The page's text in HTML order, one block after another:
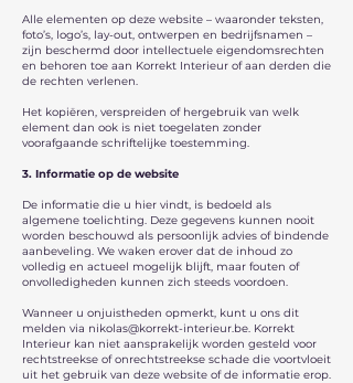
Alle elementen op deze website – waaronder teksten,
foto’s, logo’s, lay-out, ontwerpen en bedrijfsnamen –
zijn beschermd door intellectuele eigendomsrechten
en behoren toe aan Korrekt Interieur of aan derden die
de rechten verlenen.
Het kopiëren, verspreiden of hergebruik van welk
element dan ook is niet toegelaten zonder
voorafgaande schriftelijke toestemming.
3. Informatie op de website
De informatie die u hier vindt, is bedoeld als
algemene toelichting. Deze gegevens kunnen nooit
worden beschouwd als persoonlijk advies of bindende
aanbeveling. We waken erover dat de inhoud zo
volledig en actueel mogelijk blijft, maar fouten of
onvolledigheden kunnen zich steeds voordoen.
Wanneer u onjuistheden opmerkt, kunt u ons dit
melden via nikolas@korrekt-interieur.be. Korrekt
Interieur kan niet aansprakelijk worden gesteld voor
rechtstreekse of onrechtstreekse schade die voortvloeit
uit het gebruik van deze website of de informatie erop.